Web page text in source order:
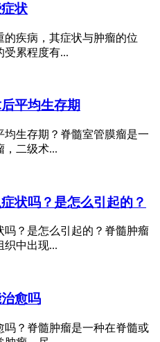
状
的疾病，其症状与肿瘤的位
受累程度有...
平均生存期
均生存期？脊髓室管膜瘤是一
，二级术...
状吗？是怎么引起的？
吗？是怎么引起的？脊髓肿瘤
织中出现...
愈吗
吗？脊髓肿瘤是一种在脊髓或